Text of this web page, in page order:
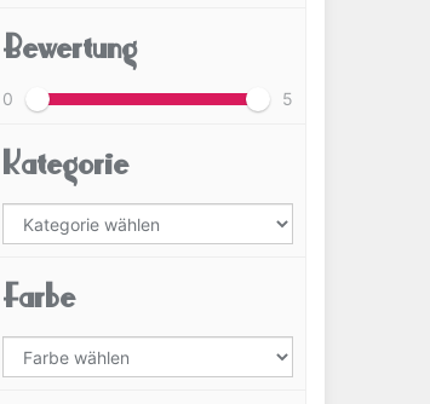
Bewertung
0 5
Kategorie
Farbe